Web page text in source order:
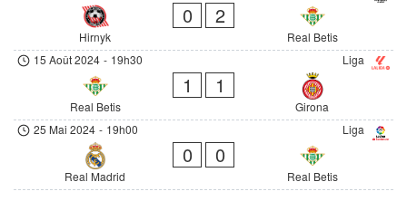
Hirnyk
0 2
Real Betis
Liga
15 Août 2024 - 19h30
Real Betis
1 1
Girona
Liga
25 Mai 2024 - 19h00
Real Madrid
0 0
Real Betis